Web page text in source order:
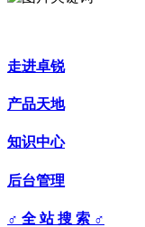
走进卓锐
产品天地
知识中心
后台管理
♂ 全 站 搜 索 ♂